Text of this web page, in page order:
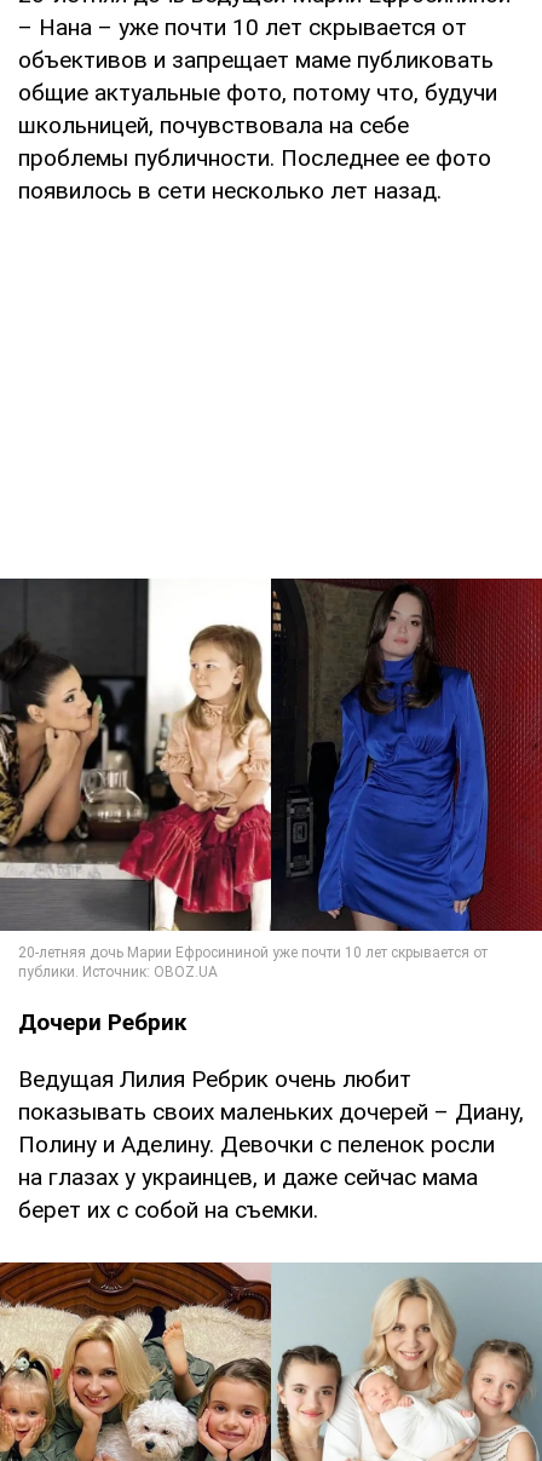
– Нана – уже почти 10 лет скрывается от
объективов и запрещает маме публиковать
общие актуальные фото, потому что, будучи
школьницей, почувствовала на себе
проблемы публичности. Последнее ее фото
появилось в сети несколько лет назад.
Дочери Ребрик
Ведущая Лилия Ребрик очень любит
показывать своих маленьких дочерей – Диану,
Полину и Аделину. Девочки с пеленок росли
на глазах у украинцев, и даже сейчас мама
берет их с собой на съемки.